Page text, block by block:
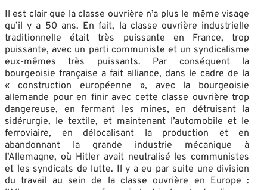
Il est clair que la classe ouvrière n’a plus le même visage
qu’il y a 50 ans. En fait, la classe ouvrière industrielle
traditionnelle était très puissante en France, trop
puissante, avec un parti communiste et un syndicalisme
eux-mêmes très puissants. Par conséquent la
bourgeoisie française a fait alliance, dans le cadre de la
« construction européenne », avec la bourgeoisie
allemande pour en finir avec cette classe ouvrière trop
dangereuse, en fermant les mines, en détruisant la
sidérurgie, le textile, et maintenant l’automobile et le
ferroviaire, en délocalisant la production et en
abandonnant la grande industrie mécanique à
l’Allemagne, où Hitler avait neutralisé les communistes
et les syndicats de lutte. Il y a eu par suite une division
du travail au sein de la classe ouvrière en Europe :